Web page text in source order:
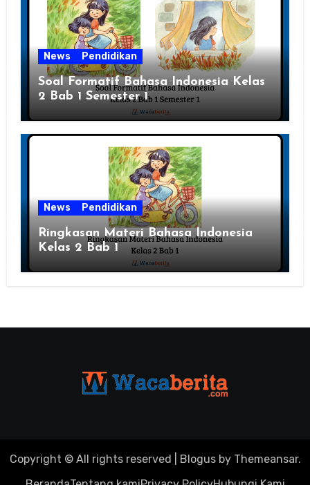
News Pendidikan
Soal Formatif Bahasa Indonesia Kelas
2 Bab 1 Semester 1
News Pendidikan
Ringkasan Materi Bahasa Indonesia
Kelas 2 Bab 1
Copyright © All rights reserved Blogusby Themeansar.